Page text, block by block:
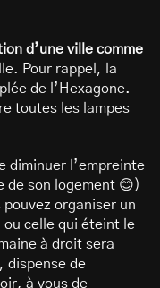
d’une ville comme
Pour rappel, la
de l’Hexagone.
toutes les lampes
diminuer l’empreinte
de son logement 😊)
organiser un
ou celle qui éteint le
à droit sera
dispense de
à vous de